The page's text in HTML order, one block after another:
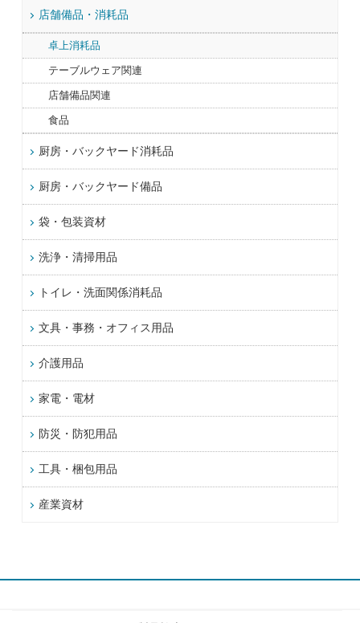
店舗備品・消耗品
卓上消耗品
テーブルウェア関連
店舗備品関連
食品
厨房・バックヤード消耗品
厨房・バックヤード備品
袋・包装資材
洗浄・清掃用品
トイレ・洗面関係消耗品
文具・事務・オフィス用品
介護用品
家電・電材
防災・防犯用品
工具・梱包用品
産業資材